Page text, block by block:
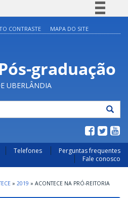
Acesso à informação
Legislação
Canais
CONTRASTE MAPA DO SITE
graduação
UBERLÂNDIA
Telefones
Perguntas frequentes
Fale conosco
» 2019 » ACONTECE NA PRÓ-REITORIA